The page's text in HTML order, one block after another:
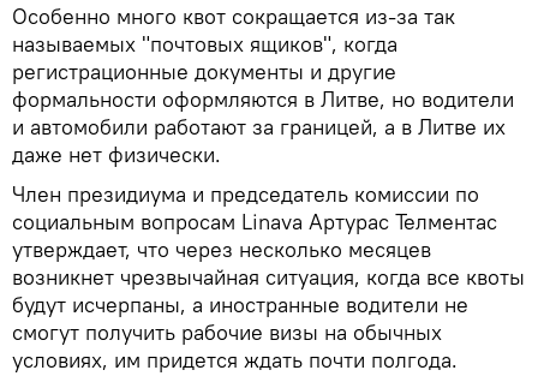
Особенно много квот сокращается из-за так
называемых "почтовых ящиков", когда
регистрационные документы и другие
формальности оформляются в Литве, но водители
и автомобили работают за границей, а в Литве их
даже нет физически.
Член президиума и председатель комиссии по
социальным вопросам Linava Артурас Телментас
утверждает, что через несколько месяцев
возникнет чрезвычайная ситуация, когда все квоты
будут исчерпаны, а иностранные водители не
смогут получить рабочие визы на обычных
условиях, им придется ждать почти полгода.